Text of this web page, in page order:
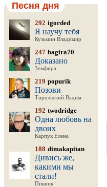
Песня дня
292 igorded
Я научу тебя
Кузьмин Владимир
247 bagira70
Доказано
Земфира
219 popurik
Позови
Тирольский Вадим
192 twodridge
Одна любовь на
двоих
Карпук Елена
188 dimakapitan
Дивись же,
какими мы
стали!
Пикник